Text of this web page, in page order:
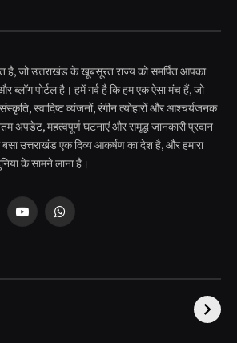
है, जो उत्तराखंड के खूबसूरत राज्य को समर्पित आपका
ब्लॉग पोर्टल है। हमें गर्व है कि हम एक ऐसा मंच हैं, जो
स्वादिष्ट व्यंजनों, रंगीन त्योहारों और आश्चर्यजनक
अपडेट, महत्वपूर्ण घटनाएं और समृद्ध जानकारी प्रदान
उत्तराखंड एक दिव्य आकर्षण का देश है, और हमारा
के सामने लाना है।
YouTubeWhatsApp
है
उत्तराखंड की एक ऐसी